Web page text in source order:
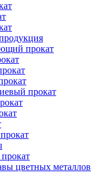
прокат
прокат
цветных металлов